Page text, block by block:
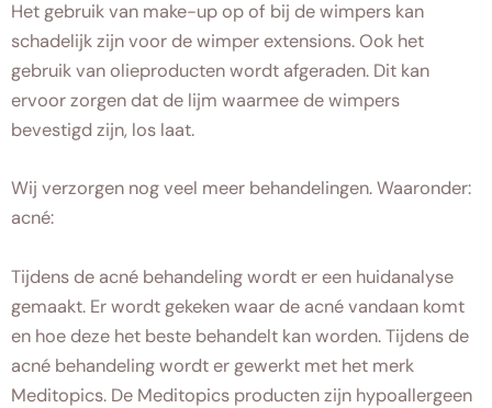
Het gebruik van make-up op of bij de wimpers kan
schadelijk zijn voor de wimper extensions. Ook het
gebruik van olieproducten wordt afgeraden. Dit kan
ervoor zorgen dat de lijm waarmee de wimpers
bevestigd zijn, los laat.
Wij verzorgen nog veel meer behandelingen. Waaronder:
acné:
Tijdens de acné behandeling wordt er een huidanalyse
gemaakt. Er wordt gekeken waar de acné vandaan komt
en hoe deze het beste behandelt kan worden. Tijdens de
acné behandeling wordt er gewerkt met het merk
Meditopics. De Meditopics producten zijn hypoallergeen